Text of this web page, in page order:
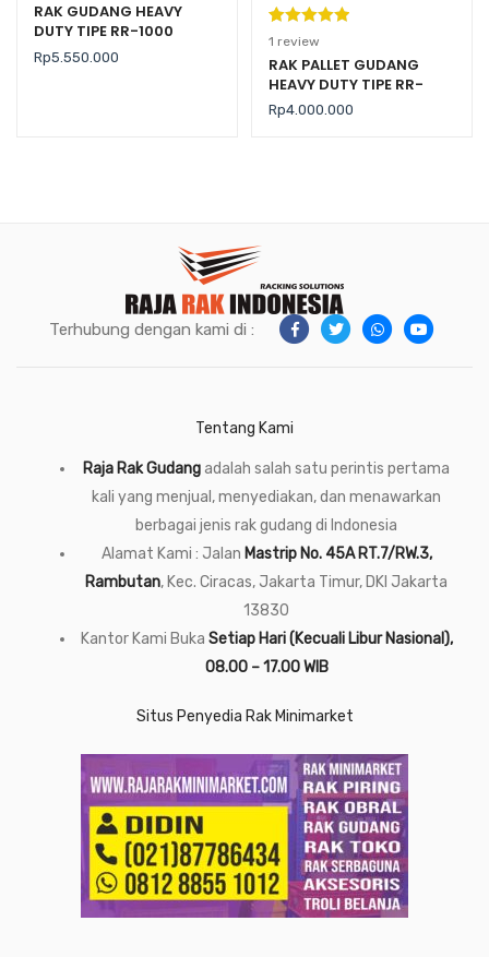
RAK GUDANG HEAVY
DUTY TIPE RR-1000
Rp5.550.000
Peringkat
5.00dari 5
berdasarka
n
1
penilaian
1 review
RAK PALLET GUDANG
HEAVY DUTY TIPE RR-
2000 KAPASITAS 2 TON /
LEVEL
Rp4.000.000
Terhubung dengan kami di :
Tentang Kami
Raja Rak Gudangadalah salah satu perintis pertama
kali yang menjual, menyediakan, dan menawarkan
berbagai jenis rak gudang di Indonesia
Alamat Kami : Jalan Mastrip No. 45A RT.7/RW.3,
Rambutan, Kec. Ciracas, Jakarta Timur, DKI Jakarta
13830
Kantor Kami Buka Setiap Hari (Kecuali Libur Nasional),
08.00 – 17.00 WIB
Situs Penyedia Rak Minimarket